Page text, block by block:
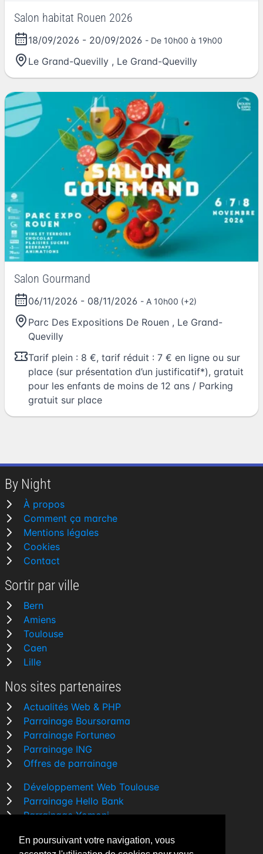
En poursuivant votre navigation, vous
Salon habitat Rouen 2026
18/09/2026 - 20/09/2026 - De 10h00 à 19h00
Le Grand-Quevilly , Le Grand-Quevilly
Salon Gourmand
06/11/2026 - 08/11/2026 - A 10h00 (+2)
Parc Des Expositions De Rouen , Le Grand-
Quevilly
Tarif plein : 8 €, tarif réduit : 7 € en ligne ou sur
place (sur présentation d’un justificatif*), gratuit
pour les enfants de moins de 12 ans / Parking
gratuit sur place
By Night
À propos
Comment ça marche
Mentions légales
Cookies
Contact
Sortir par ville
Bern
Amiens
Toulouse
Caen
Lille
Nos sites partenaires
Actualités Web & PHP
Parrainage Boursorama
Parrainage Fortuneo
Parrainage ING
Offres de parrainage
Développement Web Toulouse
Parrainage Hello Bank
Parrainage Yomoni
Comparatif banque